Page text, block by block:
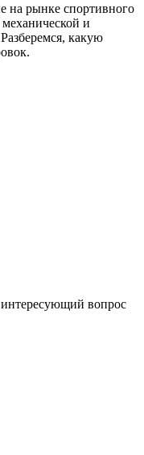
на рынке спортивного
механической и
какую
вопрос